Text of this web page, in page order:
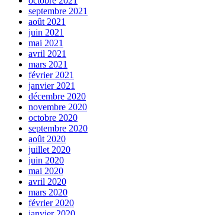
septembre 2021
août 2021
juin 2021
mai 2021
avril 2021
mars 2021
février 2021
janvier 2021
décembre 2020
novembre 2020
octobre 2020
septembre 2020
août 2020
juillet 2020
juin 2020
mai 2020
avril 2020
mars 2020
février 2020